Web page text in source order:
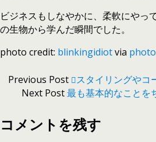
ビジネスもしなやかに、柔軟にやっ
の生物から学んだ瞬間でした。
photo credit: blinkingidiotvia
Previous Post
スタイリングやコ
Next Post最も基本的なことを
コメントを残す